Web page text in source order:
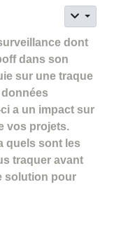
dont
dans son
sur une traque
a un impact sur
vos projets.
quels sont les
traquer avant
solution pour